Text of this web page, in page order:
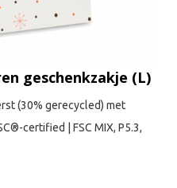
geschenkzakje (L)
(30% gerecycled) met
certified | FSC MIX, P5.3,